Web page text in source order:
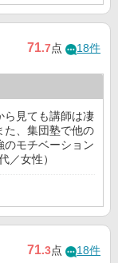
71.7点 18件
ら見ても講師は凄
た、集団塾で他の
のモチベーション
／女性）
71.3点 18件